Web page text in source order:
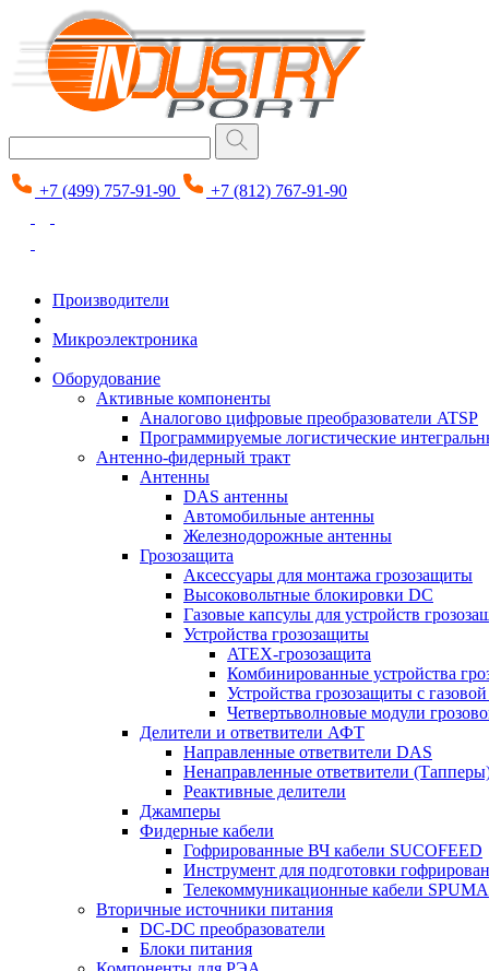
+7 (499) 757-91-90 +7 (812) 767-91-90
Производители
Микроэлектроника
Оборудование
Активные компоненты
Аналогово цифровые преобразователи ATSP
Программируемые логистические
Антенно-фидерный тракт
Антенны
DAS антенны
Автомобильные антенны
Железнодорожные антенны
Грозозащита
Аксессуары для монтажа грозозащиты
Высоковольтные блокировки DC
Газовые капсулы для устройств
Устройства грозозащиты
ATEX-грозозащита
Комбинированные устройства
Устройства грозозащиты с
Четвертьволновые модули
Делители и ответвители АФТ
Направленные ответвители DAS
Ненаправленные ответвители
Реактивные делители
Джамперы
Фидерные кабели
Гофрированные ВЧ кабели SUCOFEED
Инструмент для подготовки
Телекоммуникационные кабели SPUMA
Вторичные источники питания
DC-DC преобразователи
Блоки питания